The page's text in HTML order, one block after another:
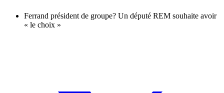
Ferrand président de groupe? Un député REM souhaite avoir
« le choix »